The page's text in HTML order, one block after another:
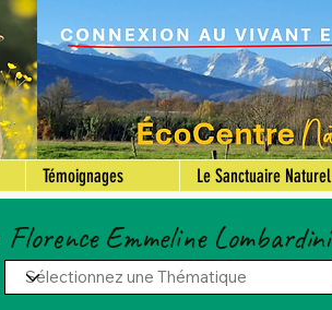
Témoignages Le Sanctuaire Naturel
Florence Emmeline Lombardini